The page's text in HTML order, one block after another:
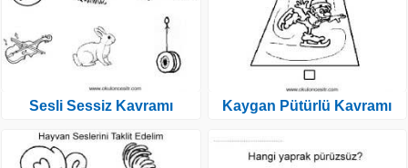
Sesli Sessiz Kavramı Kaygan Pütürlü Kavramı